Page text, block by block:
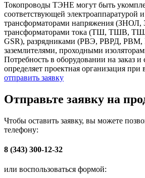
Токопроводы ТЭНЕ могут быть
соответствующей электроаппаратурой
трансформаторами напряжения
трансформаторами тока (ТШ, ТШВ,
GSR), разрядниками (РВЭ, РВРД,
заземлителями, проходными
Потребность в оборудовании на заказ и
определяет проектная организация при
отправить заявку
Отправьте заявку на
Чтобы оставить заявку, вы можете
телефону:
8 (343) 300-12-32
или воспользоваться формой: